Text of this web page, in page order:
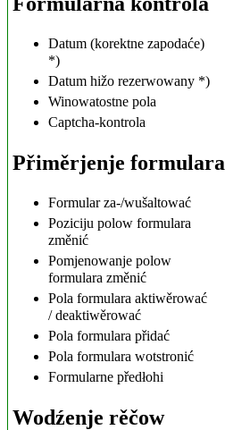
Datum (korektne zapodaće)
*)
Datum hižo rezerwowany *)
Winowatostne pola
Captcha-kontrola
Přiměrjenje formulara
Formular za-/wušaltować
Poziciju polow formulara
změnić
Pomjenowanje polow
formulara změnić
Pola formulara aktiwěrować
/ deaktiwěrować
Pola formulara přidać
Pola formulara wotstronić
Formularne předłohi
Wodźenje rěčow